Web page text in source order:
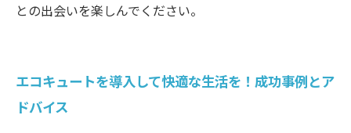
との出会いを楽しんでください。
エコキュートを導入して快適な生活を！成功事例とア
ドバイス